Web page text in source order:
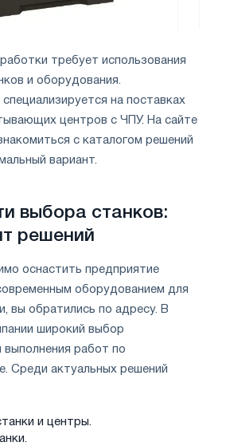
требует использования
и оборудования.
на поставках
центров с ЧПУ. На сайте
с каталогом решений
вариант.
выбора станков:
решений
оснастить предприятие
оборудованием для
вы обратились по адресу. В
широкий выбор
работ по
Среди актуальных решений
и центры.